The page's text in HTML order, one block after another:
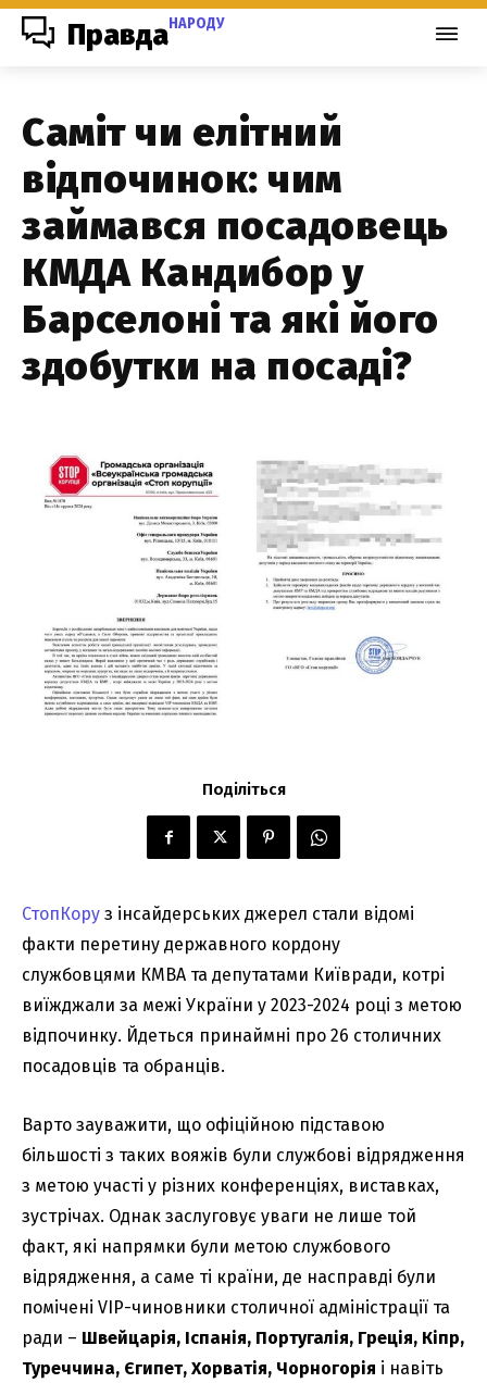
ПравдаНАРОДУ
Саміт чи елітний
відпочинок: чим
займався посадовець
КМДА Кандибор у
Барселоні та які його
здобутки на посаді?
Поділіться
СтопКору з інсайдерських джерел стали відомі
факти перетину державного кордону
службовцями КМВА та депутатами Київради, котрі
виїжджали за межі України у 2023-2024 році з метою
відпочинку. Йдеться принаймні про 26 столичних
посадовців та обранців.
Варто зауважити, що офіційною підставою
більшості з таких вояжів були службові відрядження
з метою участі у різних конференціях, виставках,
зустрічах. Однак заслуговує уваги не лише той
факт, які напрямки були метою службового
відрядження, а саме ті країни, де насправді були
помічені VIP-чиновники столичної адміністрації та
ради – Швейцарія, Іспанія, Португалія, Греція, Кіпр,
Туреччина, Єгипет, Хорватія, Чорногорія і навіть